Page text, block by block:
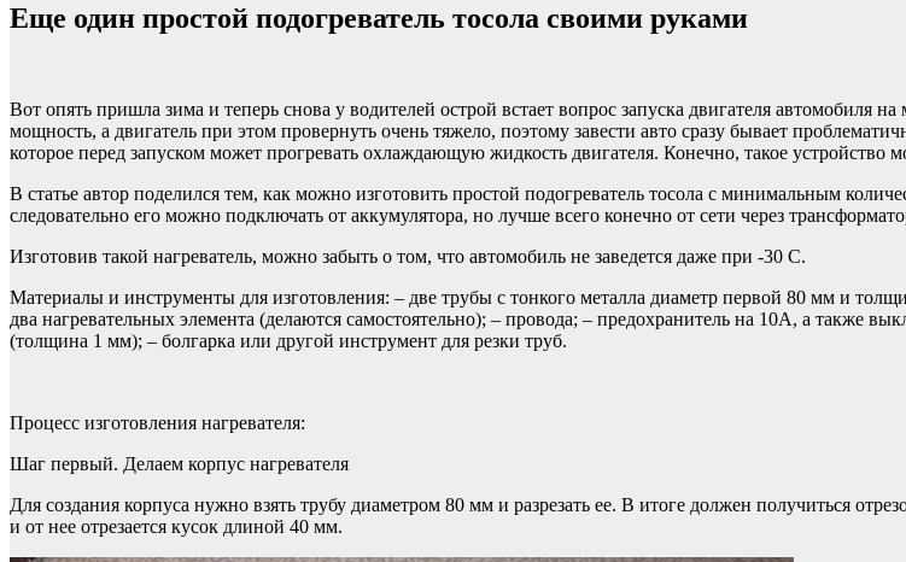
Еще один простой подогреватель тосола своими руками
Вот опять пришла зима и теперь снова у водителей острой встает вопрос запуска двигателя автомобиля
мощность, а двигатель при этом провернуть очень тяжело, поэтому завести авто сразу бывает
которое перед запуском может прогревать охлаждающую жидкость двигателя. Конечно, такое
В статье автор поделился тем, как можно изготовить простой подогреватель тосола с минимальным
следовательно его можно подключать от аккумулятора, но лучше всего конечно от сети через
Изготовив такой нагреватель, можно забыть о том, что автомобиль не заведется даже при -30 С.
Материалы и инструменты для изготовления: – две трубы с тонкого металла диаметр первой 80 мм и
два нагревательных элемента (делаются самостоятельно); – провода; – предохранитель на 10А, а также
(толщина 1 мм); – болгарка или другой инструмент для резки труб.
Процесс изготовления нагревателя:
Шаг первый. Делаем корпус нагревателя
Для создания корпуса нужно взять трубу диаметром 80 мм и разрезать ее. В итоге должен получиться
и от нее отрезается кусок длиной 40 мм.